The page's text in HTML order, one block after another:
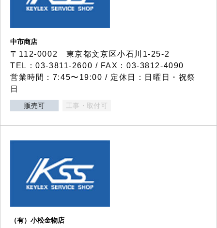
中市商店
〒112-0002 東京都文京区小石川1-25-2
TEL：03-3811-2600 / FAX：03-3812-4090
営業時間：7:45〜19:00 / 定休日：日曜日・祝祭
日
販売可 工事・取付可
（有）小松金物店